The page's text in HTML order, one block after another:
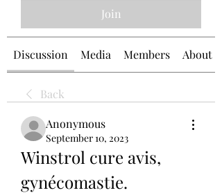
Join
Discussion Media Members About
Back
Anonymous
September 10, 2023
Winstrol cure avis,
gynécomastie.